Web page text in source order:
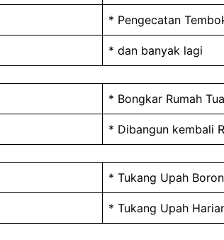
* Pengecatan
* dan banyak lagi
* Bongkar Rumah
* Dibangun kembali
* Tukang Upah
* Tukang Upah